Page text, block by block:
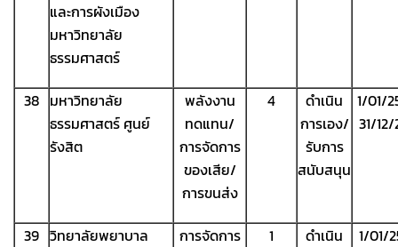
และการผังเมือง
มหาวิทยาลัย
ธรรมศาสตร์
38 มหาวิทยาลัย
ธรรมศาสตร์ ศูนย์
รังสิต
พลังงาน
ทดแทน/
การจัดการ
ของเสีย/
การขนส่ง
4
ดำเนิน
การเอง/
รับการ
สนับสนุน
1/01/
31/
39 วิทยาลัยพยาบาล
การจัดการ
1
ดำเนิน
1/01/